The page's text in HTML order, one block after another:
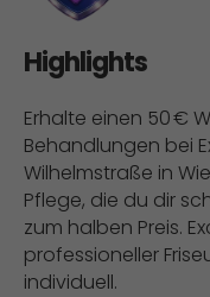
Highlights
Erhalte einen 50 €
Behandlungen bei
Wilhelmstraße in
Pflege, die du dir
zum halben Preis.
professioneller
individuell.